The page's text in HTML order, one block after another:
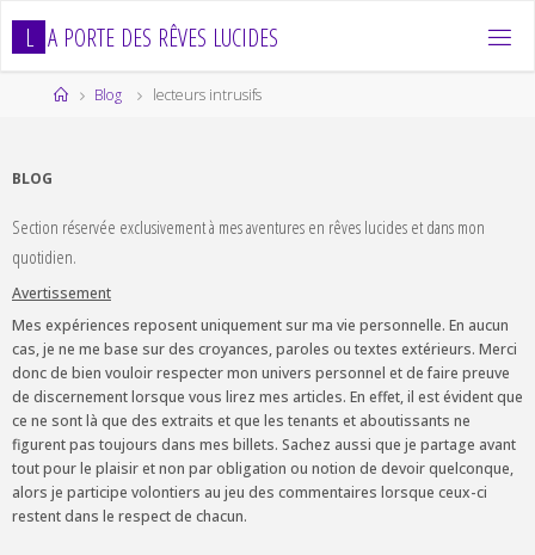
L A PORTE DES RÊVES LUCIDES
HomeBlog lecteurs intrusifs
BLOG
Section réservée exclusivement à mes aventures en rêves lucides et dans mon
quotidien.
Avertissement
Mes expériences reposent uniquement sur ma vie personnelle. En aucun
cas, je ne me base sur des croyances, paroles ou textes extérieurs. Merci
donc de bien vouloir respecter mon univers personnel et de faire preuve
de discernement lorsque vous lirez mes articles. En effet, il est évident que
ce ne sont là que des extraits et que les tenants et aboutissants ne
figurent pas toujours dans mes billets. Sachez aussi que je partage avant
tout pour le plaisir et non par obligation ou notion de devoir quelconque,
alors je participe volontiers au jeu des commentaires lorsque ceux-ci
restent dans le respect de chacun.